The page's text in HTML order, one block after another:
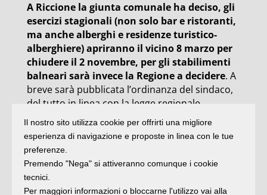
A Riccione la giunta comunale ha deciso, gli
esercizi stagionali (non solo bar e ristoranti,
ma anche alberghi e residenze turistico-
alberghiere) apriranno il vicino 8 marzo per
chiudere il 2 novembre, per gli stabilimenti
balneari sarà invece la Regione a decidere. A
breve sarà pubblicata l’ordinanza del sindaco,
del tutto in linea con la legge regionale
(28/2004) che disciplina le strutture ricettive
dirette all’ospitalità, che prevede un periodo di
apertura non inferiore ai 90 giorni e non
superiore a 270 nell’arco dell’anno solare.
Potranno aprire subito, però, solo le
alberghiere dotate di impianto di
Il nostro sito utilizza cookie per offrirti una migliore
esperienza di navigazione e proposte in linea con le tue
preferenze.
Premendo "Nega" si attiveranno comunque i cookie
tecnici.
Per maggiori informazioni o bloccarne l'utilizzo vai alla